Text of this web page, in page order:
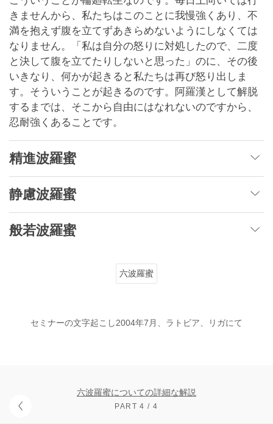
きませんから、私たちはこのことに我慢強くあり、不
満を抱えず腹を立てずあきらめないようにしなくては
なりません。「私は自分の怒りに対処したので、二度
と決して腹を立てたりしないと思った」のに、その後
いきなり、何かが起きると私たちは再び怒り出しま
す。そういうことが起きるのです。阿羅漢として解脱
するまでは、そこから自由にはなれないのですから、
忍耐強くあることです。
精進波羅蜜
静慮波羅蜜
般若波羅蜜
六波羅蜜
セミナーの文字起こし2004年7月、ラトビア、リガにて
六波羅蜜についての詳細な解説
PART 4 / 4